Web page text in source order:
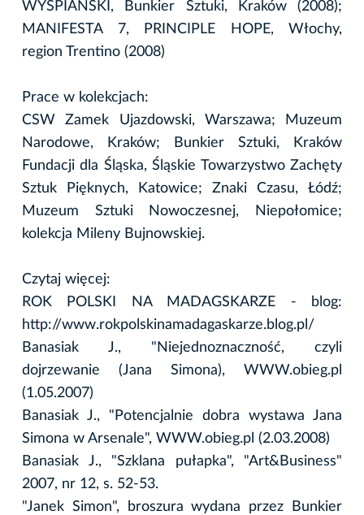
WYSPIAŃSKI, Bunkier Sztuki, Kraków (2008);
MANIFESTA 7, PRINCIPLE HOPE, Włochy,
region Trentino (2008)
Prace w kolekcjach:
CSW Zamek Ujazdowski, Warszawa; Muzeum
Narodowe, Kraków; Bunkier Sztuki, Kraków
Fundacji dla Śląska, Śląskie Towarzystwo Zachęty
Sztuk Pięknych, Katowice; Znaki Czasu, Łódź;
Muzeum Sztuki Nowoczesnej, Niepołomice;
kolekcja Mileny Bujnowskiej.
Czytaj więcej:
ROK POLSKI NA MADAGSKARZE - blog:
http://www.rokpolskinamadagaskarze.blog.pl/
Banasiak J., "Niejednoznaczność, czyli
dojrzewanie (Jana Simona), WWW.obieg.pl
(1.05.2007)
Banasiak J., "Potencjalnie dobra wystawa Jana
Simona w Arsenale", WWW.obieg.pl (2.03.2008)
Banasiak J., "Szklana pułapka", "Art&Business"
2007, nr 12, s. 52-53.
"Janek Simon", broszura wydana przez Bunkier